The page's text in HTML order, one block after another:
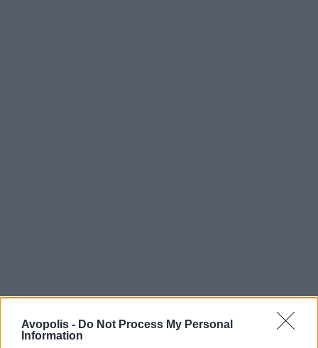
Avopolis - Do Not Process My Personal
Information